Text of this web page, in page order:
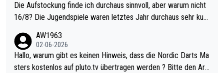
Die Aufstockung finde ich durchaus sinnvoll, aber warum nicht
16/8? Die Jugendspiele waren letztes Jahr durchaus sehr kurz
Allerdings ist Mitchell Lawrie als Nummer 1 der Welt eh qualifi
ziert. Somit ändert die automatische Qualifikation des Weltmei
sters erstmal nichts. Ich denke sie wollen damit für nächstes J
AW1963
02-06-2026
Hallo, warum gibt es keinen Hinweis, dass die Nordic Darts Ma
sters kostenlos auf pluto.tv übertragen werden ? Bitte den Arti